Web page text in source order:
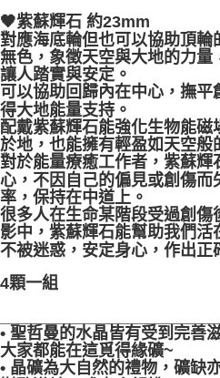
🖤紫蘇輝石 約23mm
對應海底輪但也可以協助頂輪
無色，象徵天空與大地的力量
讓人踏實與安定。
可以協助回歸內在中心，撫
得大地能量支持。
配戴紫蘇輝石能強化生物能
於地，也能擁有輕盈如天空般
對於能量療癒工作者，紫蘇輝
心，不因自己的偏見或創傷而
率，保持在中道上。
很多人在生命某階段受過創傷
影中，紫蘇輝石能幫助我們活
不被迷惑，安定身心，作出正
4顆一組
• 聖哲曼的水晶皆有受到完善
大家都能在這覓得緣礦~
• 晶礦為大自然的禮物，礦缺